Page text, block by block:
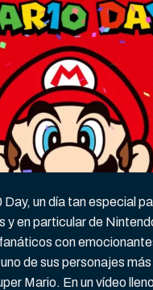
Day, un día tan especial
y en particular de
con
de sus personajes más
Mario. En un vídeo